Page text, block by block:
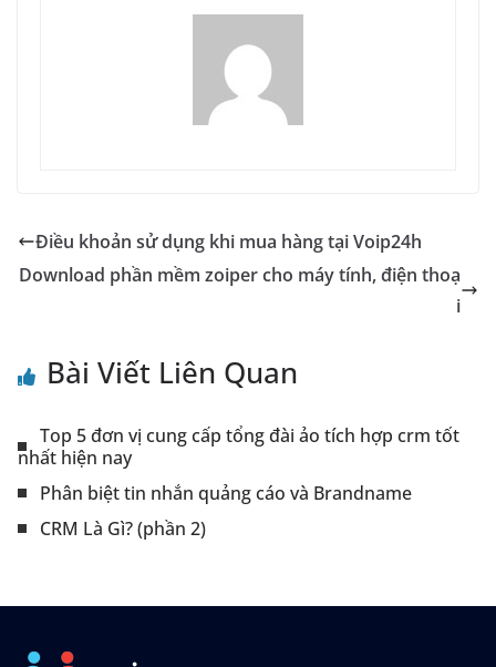
Điều khoản sử dụng khi mua hàng tại Voip24h
Download phần mềm zoiper cho máy tính, điện thoạ
i
Bài Viết Liên Quan
Top 5 đơn vị cung cấp tổng đài ảo tích hợp crm tốt
nhất hiện nay
Phân biệt tin nhắn quảng cáo và Brandname
CRM Là Gì? (phần 2)